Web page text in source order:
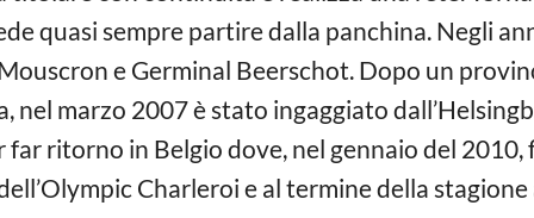
quasi sempre partire dalla panchina. Negli
e Germinal Beerschot. Dopo un
nel marzo 2007 è stato ingaggiato
far ritorno in Belgio dove, nel gennaio del
Charleroi e al termine della